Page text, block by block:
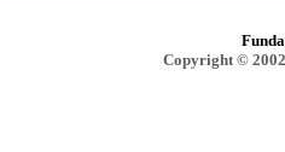
Copyright ©